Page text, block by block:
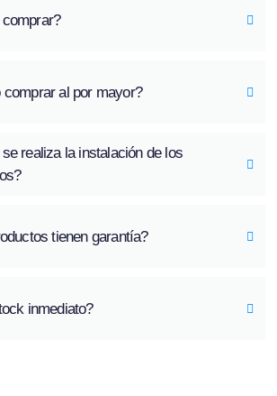
comprar al por mayor?
realiza la instalación de los
tienen garantía?
inmediato?